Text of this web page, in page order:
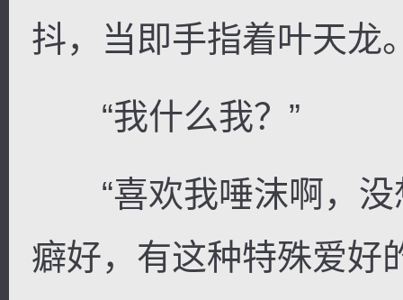
抖，当即手指着叶天龙
“我什么我？”
“喜欢我唾沫啊，没
癖好，有这种特殊爱好